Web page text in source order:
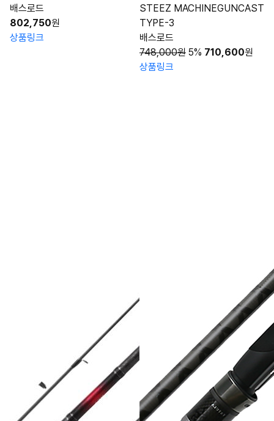
배스로드
802,750원
상품링크
STEEZ MACHINEGUNCAST
TYPE-3
배스로드
748,000원 5% 710,600원
상품링크